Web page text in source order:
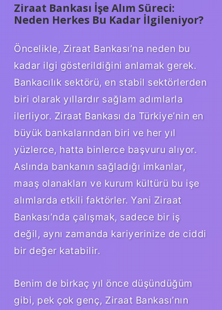
Ziraat Bankası İşe Alım Süreci:
Neden Herkes Bu Kadar İlgileniyor?
Öncelikle, Ziraat Bankası’na neden bu
kadar ilgi gösterildiğini anlamak gerek.
Bankacılık sektörü, en stabil sektörlerden
biri olarak yıllardır sağlam adımlarla
ilerliyor. Ziraat Bankası da Türkiye’nin en
büyük bankalarından biri ve her yıl
yüzlerce, hatta binlerce başvuru alıyor.
Aslında bankanın sağladığı imkanlar,
maaş olanakları ve kurum kültürü bu işe
alımlarda etkili faktörler. Yani Ziraat
Bankası’nda çalışmak, sadece bir iş
değil, aynı zamanda kariyerinize de ciddi
bir değer katabilir.
Benim de birkaç yıl önce düşündüğüm
gibi, pek çok genç, Ziraat Bankası’nın